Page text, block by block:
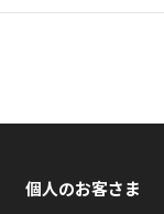
個人のお客さま